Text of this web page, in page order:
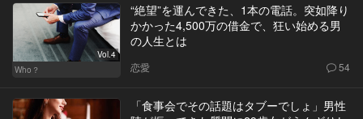
Vol.4
Who？
“絶望”を運んできた、1本の電話。突如降り
かかった4,500万の借金で、狂い始める男
の人生とは
恋愛 54
「食事会でその話題はタブーでしょ」男性